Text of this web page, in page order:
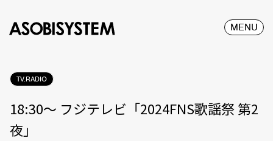
MENU
TV.RADIO
18:30〜 フジテレビ「2024FNS歌謡祭 第2
夜」